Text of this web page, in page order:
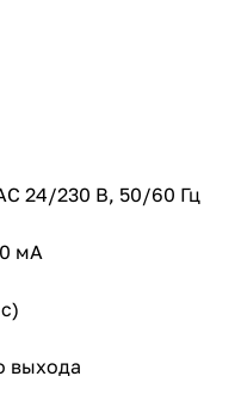
24/230 В, 50/60 Гц
мA
выхода